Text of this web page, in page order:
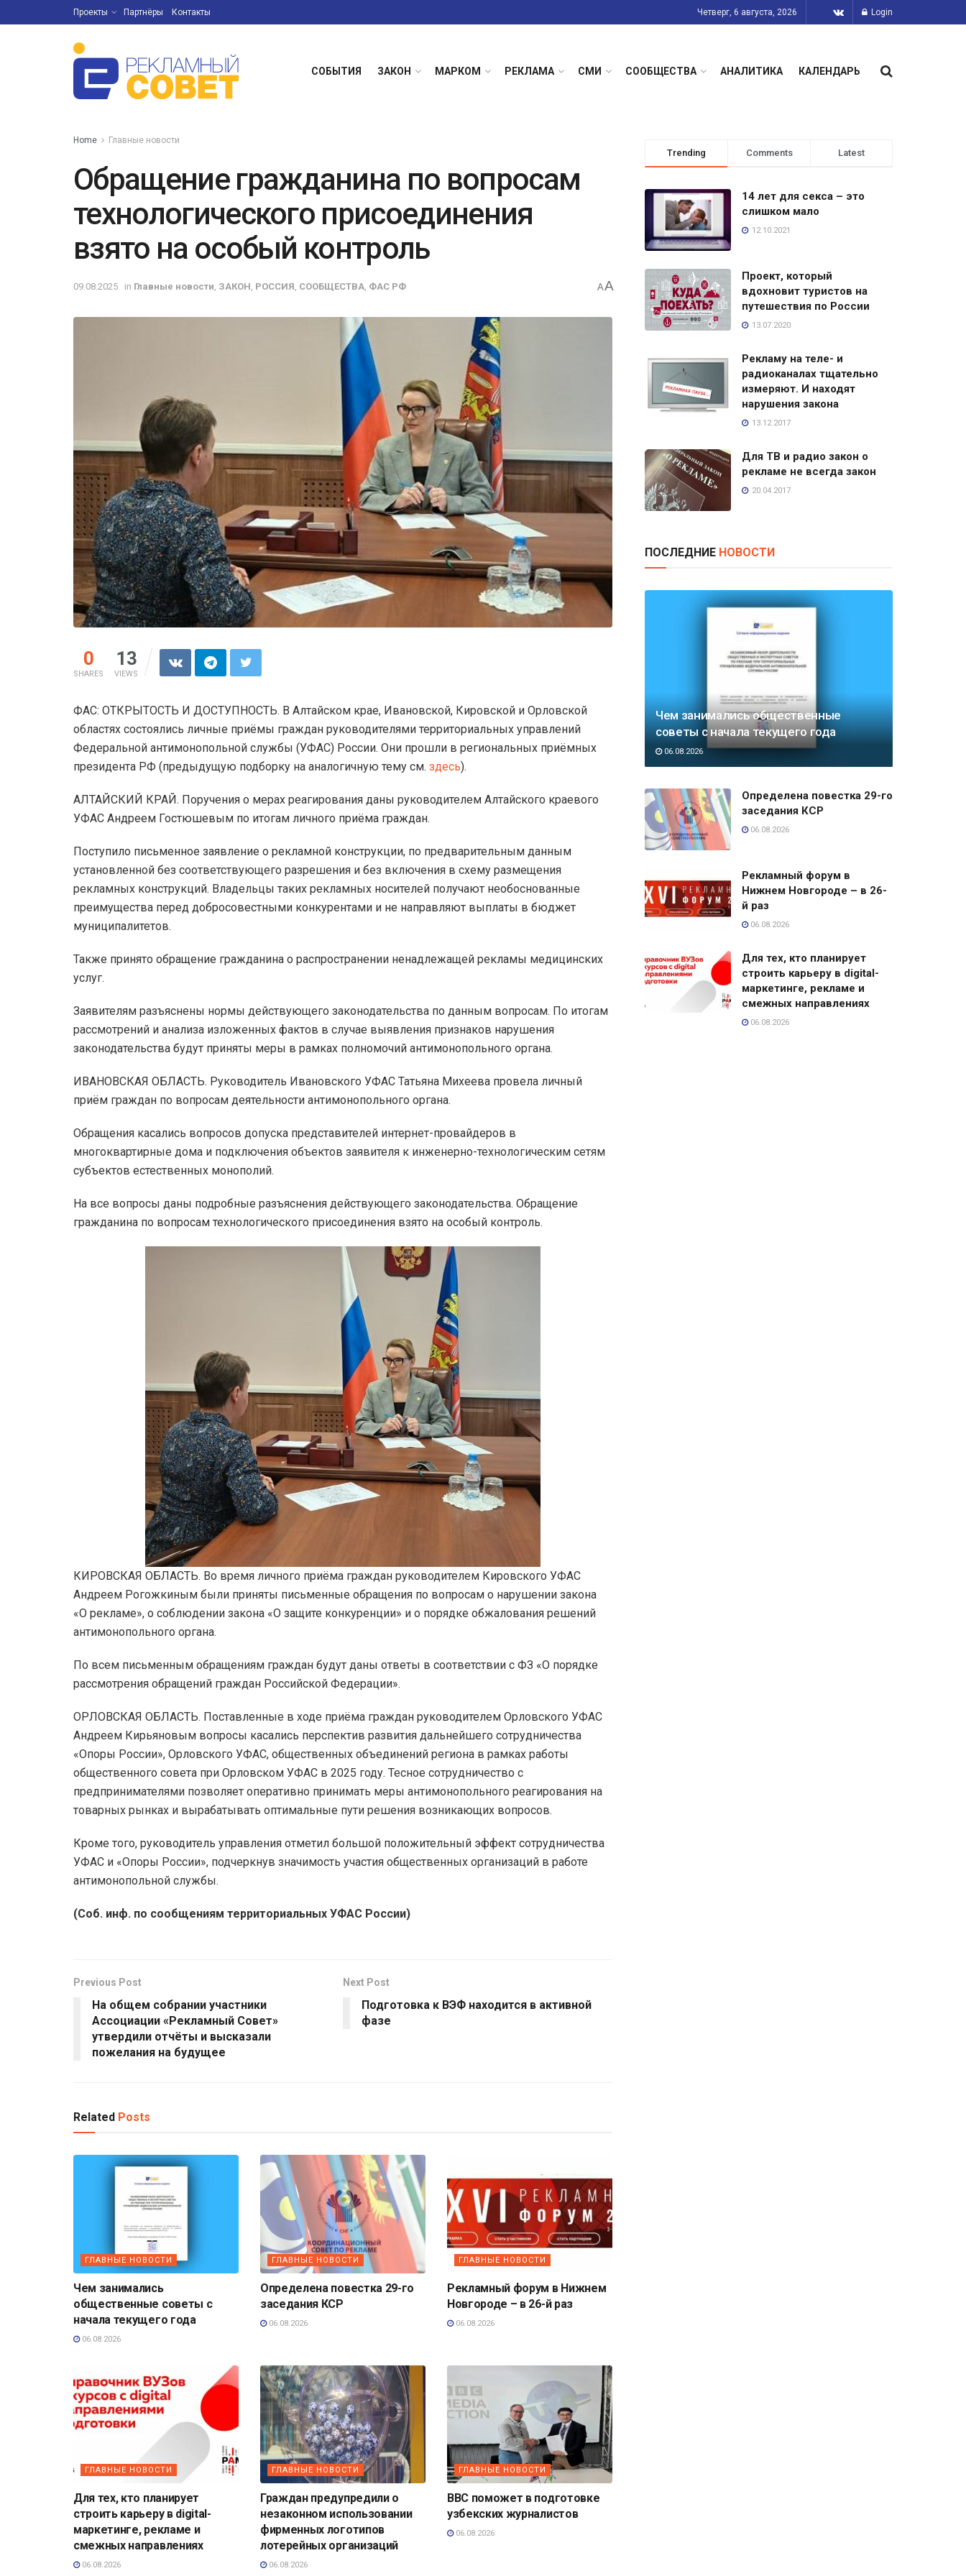
Проекты Партнёры Контакты Четверг, 6 августа, 2026 Login
СОБЫТИЯ ЗАКОН МАРКОМ РЕКЛАМА СМИ СООБЩЕСТВА АНАЛИТИКА КАЛЕНДАРЬ
Home Главные новости
Обращение гражданина по вопросам
технологического присоединения
взято на особый контроль
09.08.2025 in Главные новости ЗАКОН РОССИЯ СООБЩЕСТВА ФАС РФ AA
0
SHARES
13
VIEWS
ФАС: ОТКРЫТОСТЬ И ДОСТУПНОСТЬ. В Алтайском крае, Ивановской, Кировской и Орловской
областях состоялись личные приёмы граждан руководителями территориальных управлений
Федеральной антимонопольной службы (УФАС) России. Они прошли в региональных приёмных
президента РФ (предыдущую подборку на аналогичную тему см. здесь).
АЛТАЙСКИЙ КРАЙ. Поручения о мерах реагирования даны руководителем Алтайского краевого
УФАС Андреем Гостюшевым по итогам личного приёма граждан.
Поступило письменное заявление о рекламной конструкции, по предварительным данным
установленной без соответствующего разрешения и без включения в схему размещения
рекламных конструкций. Владельцы таких рекламных носителей получают необоснованные
преимущества перед добросовестными конкурентами и не направляют выплаты в бюджет
муниципалитетов.
Также принято обращение гражданина о распространении ненадлежащей рекламы медицинских
услуг.
Заявителям разъяснены нормы действующего законодательства по данным вопросам. По итогам
рассмотрений и анализа изложенных фактов в случае выявления признаков нарушения
законодательства будут приняты меры в рамках полномочий антимонопольного органа.
ИВАНОВСКАЯ ОБЛАСТЬ. Руководитель Ивановского УФАС Татьяна Михеева провела личный
приём граждан по вопросам деятельности антимонопольного органа.
Обращения касались вопросов допуска представителей интернет-провайдеров в
многоквартирные дома и подключения объектов заявителя к инженерно-технологическим сетям
субъектов естественных монополий.
На все вопросы даны подробные разъяснения действующего законодательства. Обращение
гражданина по вопросам технологического присоединения взято на особый контроль.
КИРОВСКАЯ ОБЛАСТЬ. Во время личного приёма граждан руководителем Кировского УФАС
Андреем Рогожкиным были приняты письменные обращения по вопросам о нарушении закона
«О рекламе», о соблюдении закона «О защите конкуренции» и о порядке обжалования решений
антимонопольного органа.
По всем письменным обращениям граждан будут даны ответы в соответствии с ФЗ «О порядке
рассмотрения обращений граждан Российской Федерации».
ОРЛОВСКАЯ ОБЛАСТЬ. Поставленные в ходе приёма граждан руководителем Орловского УФАС
Андреем Кирьяновым вопросы касались перспектив развития дальнейшего сотрудничества
«Опоры России», Орловского УФАС, общественных объединений региона в рамках работы
общественного совета при Орловском УФАС в 2025 году. Тесное сотрудничество с
предпринимателями позволяет оперативно принимать меры антимонопольного реагирования на
товарных рынках и вырабатывать оптимальные пути решения возникающих вопросов.
Кроме того, руководитель управления отметил большой положительный эффект сотрудничества
УФАС и «Опоры России», подчеркнув значимость участия общественных организаций в работе
антимонопольной службы.
(Соб. инф. по сообщениям территориальных УФАС России)
Previous Post
На общем собрании участники
Ассоциации «Рекламный Совет»
утвердили отчёты и высказали
пожелания на будущее
Next Post
Подготовка к ВЭФ находится в активной
фазе
Related Posts
ГЛАВНЫЕ НОВОСТИ
Чем занимались
общественные советы с
начала текущего года
06.08.2026
ГЛАВНЫЕ НОВОСТИ
Определена повестка 29-го
заседания КСР
06.08.2026
ГЛАВНЫЕ НОВОСТИ
Рекламный форум в Нижнем
Новгороде – в 26-й раз
06.08.2026
ГЛАВНЫЕ НОВОСТИ
Для тех, кто планирует
строить карьеру в digital-
маркетинге, рекламе и
смежных направлениях
06.08.2026
ГЛАВНЫЕ НОВОСТИ
Граждан предупредили о
незаконном использовании
фирменных логотипов
лотерейных организаций
06.08.2026
ГЛАВНЫЕ НОВОСТИ
BBC поможет в подготовке
узбекских журналистов
06.08.2026
Trending Comments Latest
14 лет для секса – это
слишком мало
12.10.2021
Проект, который
вдохновит туристов на
путешествия по России
13.07.2020
Рекламу на теле- и
радиоканалах тщательно
измеряют. И находят
нарушения закона
13.12.2017
Для ТВ и радио закон о
рекламе не всегда закон
20.04.2017
ПОСЛЕДНИЕ НОВОСТИ
Чем занимались общественные
советы с начала текущего года
06.08.2026
Определена повестка 29-го
заседания КСР
06.08.2026
Рекламный форум в
Нижнем Новгороде – в 26-
й раз
06.08.2026
Для тех, кто планирует
строить карьеру в digital-
маркетинге, рекламе и
смежных направлениях
06.08.2026